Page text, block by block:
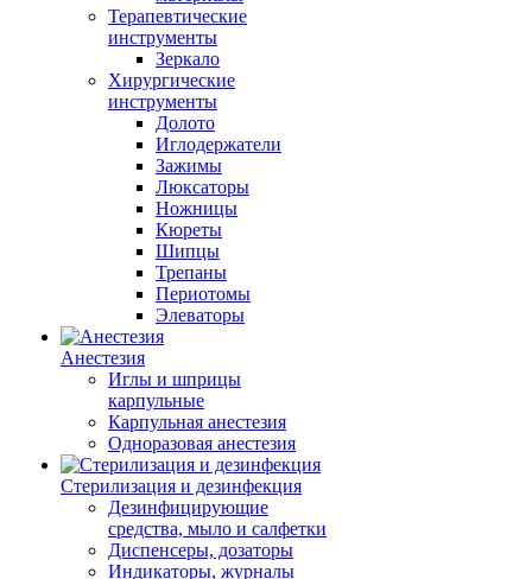
Терапевтические
инструменты
Зеркало
Хирургические
инструменты
Долото
Иглодержатели
Зажимы
Люксаторы
Ножницы
Кюреты
Шипцы
Трепаны
Периотомы
Элеваторы
Анестезия
Иглы и шприцы
карпульные
Карпульная анестезия
Одноразовая анестезия
Стерилизация и дезинфекция
Дезинфицирующие
средства, мыло и салфетки
Диспенсеры, дозаторы
Индикаторы, журналы